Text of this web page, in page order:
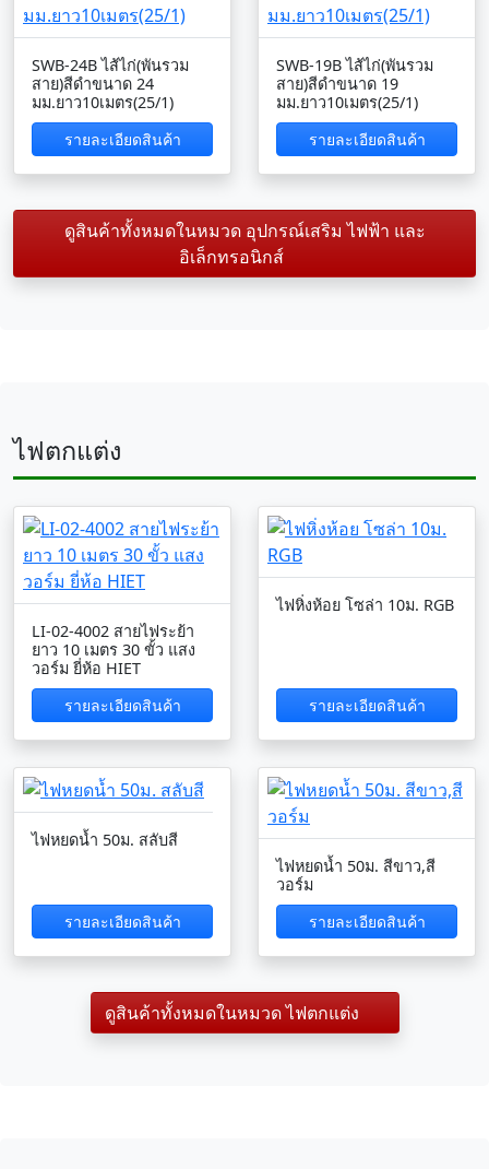
SWB-24B ไส้ไก่(พันรวม
สาย)สีดำขนาด 24
มม.ยาว10เมตร(25/1)
รายละเอียดสินค้า
SWB-19B ไส้ไก่(พันรวม
สาย)สีดำขนาด 19
มม.ยาว10เมตร(25/1)
รายละเอียดสินค้า
ดูสินค้าทั้งหมดในหมวด อุปกรณ์เสริม ไฟฟ้า และ
อิเล็กทรอนิกส์
ไฟตกแต่ง
LI-02-4002 สายไฟระย้า
ยาว 10 เมตร 30 ขั้ว แสง
วอร์ม ยี่ห้อ HIET
รายละเอียดสินค้า
ไฟหิ่งห้อย โซล่า 10ม. RGB
รายละเอียดสินค้า
ไฟหยดน้ำ 50ม. สลับสี
รายละเอียดสินค้า
ไฟหยดน้ำ 50ม. สีขาว,สี
วอร์ม
รายละเอียดสินค้า
ดูสินค้าทั้งหมดในหมวด ไฟตกแต่ง